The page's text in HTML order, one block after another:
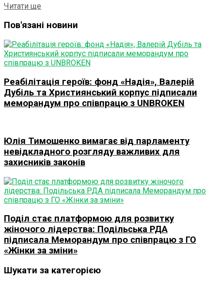
Читати ще
Пов'язані новини
Реабілітація героїв: фонд «Надія», Валерій
Дубіль та Християнський корпус підписали
меморандум про співпрацю з UNBROKEN
Юлія Тимошенко вимагає від парламенту
невідкладного розгляду важливих для
захисників законів
Поділ стає платформою для розвитку
жіночого лідерства: Подільська РДА
підписала Меморандум про співпрацю з ГО
«Жінки за зміни»
Шукати за категорією